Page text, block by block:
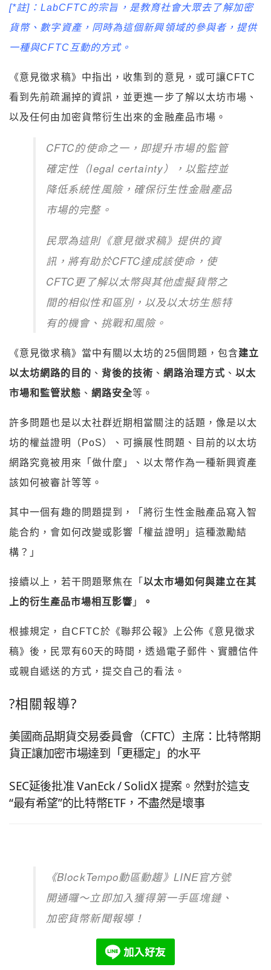
[*註]：LabCFTC的宗旨，是教育社會大眾去了解加密
貨幣、數字資產，同時為這個新興領域的參與者，提供
一種與CFTC互動的方式。
《意見徵求稿》中指出，收集到的意見，或可讓CFTC
看到先前疏漏掉的資訊，並更進一步了解以太坊市場、
以及任何由加密貨幣衍生出來的金融產品市場。
CFTC的使命之一，即提升市場的監管
確定性（legal certainty），以監控並
降低系統性風險，確保衍生性金融產品
市場的完整。
民眾為這則《意見徵求稿》提供的資
訊，將有助於CFTC達成該使命，使
CFTC更了解以太幣與其他虛擬貨幣之
間的相似性和區別，以及以太坊生態特
有的機會、挑戰和風險。
《意見徵求稿》當中有關以太坊的25個問題，包含建立
以太坊網路的目的 、 背後的技術 、網路治理方式 、以太
市場和監管狀態 、網路安全等。
許多問題也是以太社群近期相當關注的話題，像是以太
坊的權益證明（PoS）、可擴展性問題、目前的以太坊
網路究竟被用來「做什麼」、以太幣作為一種新興資產
該如何被審計等等。
其中一個有趣的問題提到，「將衍生性金融產品寫入智
能合約，會如何改變或影響「權益證明」這種激勵結
構？」
接續以上，若干問題聚焦在「以太市場如何與建立在其
上的衍生產品市場相互影響 」 。
根據規定，自CFTC於《聯邦公報》上公佈《意見徵求
稿》後，民眾有60天的時間，透過電子郵件、實體信件
或親自遞送的方式，提交自己的看法。
?相關報導?
美國商品期貨交易委員會（CFTC）主席：比特幣期
貨正讓加密市場達到「更穩定」的水平
SEC延後批准 VanEck / SolidX 提案。然對於這支
“最有希望”的比特幣ETF，不盡然是壞事
《BlockTempo動區動趨》LINE官方號
開通囉～立即加入獲得第一手區塊鏈、
加密貨幣新聞報導！